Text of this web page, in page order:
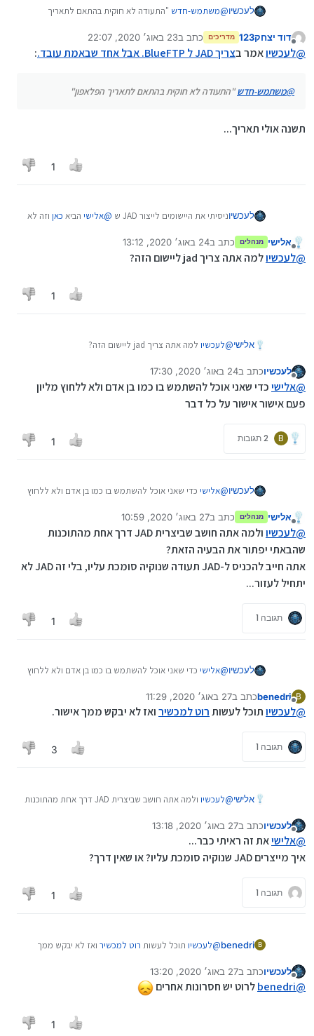
לעכשיו@משתמש-חדש "התעודה לא חוקית בהתאם לתאריך
מנותק
דוד יצחק123 מדריכים כתב ב23 באוג׳ 2020, 22:07
נערך לאחרונה על ידי
@לעכשיואמר בצריך JAD ל BlueFTP. אבל אחד שבאמת עובד. :
@משתמש-חדש"התעודה לא חוקית בהתאם לתאריך הפלאפון"
תשנה אולי תאריך...
1
לעכשיוניסיתי את היישומים לייצור JAD ש @אלישי הביא כאן וזה לא
מנותק
אלישי מנהלים כתב ב24 באוג׳ 2020, 13:12
נערך לאחרונה על ידי
@לעכשיולמה אתה צריך jad ליישום הזה?
1
אלישי@לעכשיו למה אתה צריך jad ליישום הזה?
מנותק
לעכשיוכתב ב24 באוג׳ 2020, 17:30
נערך לאחרונה על ידי
@אלישיכדי שאני אוכל להשתמש בו כמו בן אדם ולא ללחוץ מליון
פעם אישור אישור על כל דבר
B 2 תגובות 1
לעכשיו@אלישי כדי שאני אוכל להשתמש בו כמו בן אדם ולא ללחוץ
מנותק
אלישי מנהלים כתב ב27 באוג׳ 2020, 10:59
נערך לאחרונה על ידי
@לעכשיו
ולמה אתה חושב שביצרית JAD דרך אחת מהתוכנות
שהבאתי יפתור את הבעיה הזאת?
אתה חייב להכניס ל-JAD תעודה שנוקיה סומכת עליו, בלי זה JAD לא
יתחיל לעזור...
תגובה 1 1
לעכשיו@אלישי כדי שאני אוכל להשתמש בו כמו בן אדם ולא ללחוץ
B
מנותק
benedriכתב ב27 באוג׳ 2020, 11:29
נערך לאחרונה על ידי
@לעכשיותוכל לעשותרוט למכשירואז לא יבקש ממך אישור.
תגובה 1 3
אלישי@לעכשיו
ולמה אתה חושב שביצרית JAD דרך אחת מהתוכנות
JAD לא יתחיל לעזור...
מנותק
לעכשיוכתב ב27 באוג׳ 2020, 13:18
נערך לאחרונה על ידי
@אלישיאת זה ראיתי כבר...
איך מייצרים JAD שנוקיה סומכת עליו? או שאין דרך?
תגובה 1 1
B
benedri
@לעכשיו תוכל לעשות רוט למכשיר ואז לא יבקש ממך
מנותק
לעכשיוכתב ב27 באוג׳ 2020, 13:20
נערך לאחרונה על ידי
@
benedriלרוט יש חסרונות אחרים
1